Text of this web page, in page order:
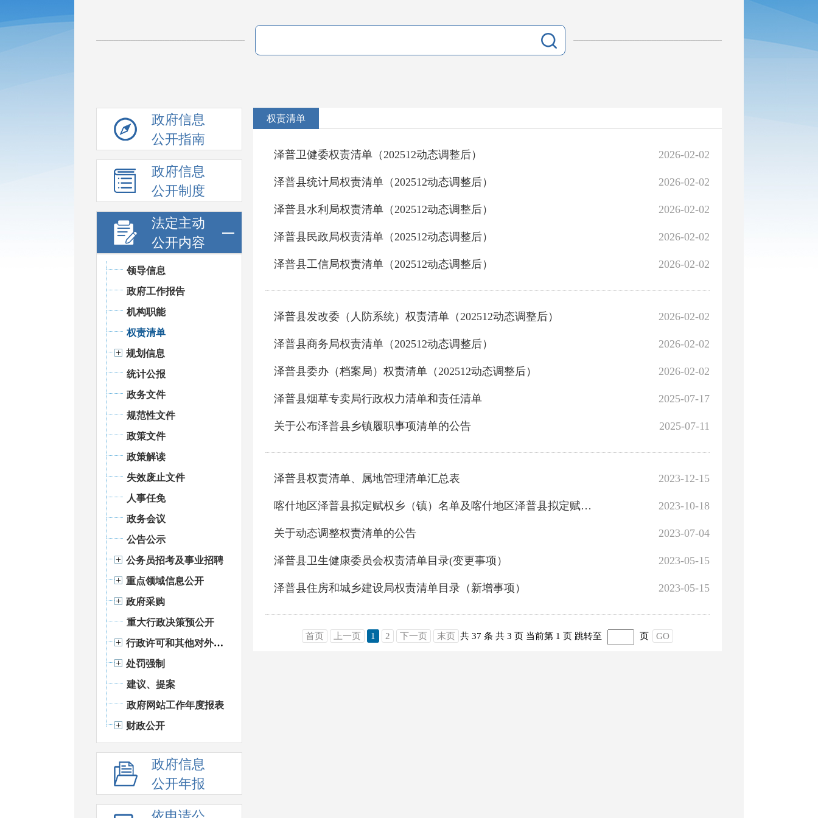
政府信息
公开指南
政府信息
公开制度
法定主动
公开内容
领导信息
政府工作报告
机构职能
权责清单
规划信息
统计公报
政务文件
规范性文件
政策文件
政策解读
失效废止文件
人事任免
政务会议
公告公示
公务员招考及事业招聘
重点领域信息公开
政府采购
重大行政决策预公开
行政许可和其他对外管理服务信息
处罚强制
建议、提案
政府网站工作年度报表
财政公开
政府信息
公开年报
权责清单
2026-02-02
泽普卫健委权责清单（202512动态调整后）
2026-02-02
泽普县统计局权责清单（202512动态调整后）
2026-02-02
泽普县水利局权责清单（202512动态调整后）
2026-02-02
泽普县民政局权责清单（202512动态调整后）
2026-02-02
泽普县工信局权责清单（202512动态调整后）
2026-02-02
泽普县发改委（人防系统）权责清单（202512动态调整后）
2026-02-02
泽普县商务局权责清单（202512动态调整后）
2026-02-02
泽普县委办（档案局）权责清单（202512动态调整后）
2025-07-17
泽普县烟草专卖局行政权力清单和责任清单
2025-07-11
关于公布泽普县乡镇履职事项清单的公告
2023-12-15
泽普县权责清单、属地管理清单汇总表
2023-10-18
喀什地区泽普县拟定赋权乡（镇）名单及喀什地区泽普县拟定赋权乡（镇）清单
2023-07-04
关于动态调整权责清单的公告
2023-05-15
泽普县卫生健康委员会权责清单目录(变更事项）
2023-05-15
泽普县住房和城乡建设局权责清单目录（新增事项）
首页 上一页 1 2 下一页 末页 共 37 条 共 3 页 当前第 1 页 跳转至 页 GO